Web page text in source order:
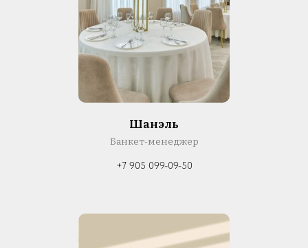
Шанэль
Банкет-менеджер
+7 905 099-09-50